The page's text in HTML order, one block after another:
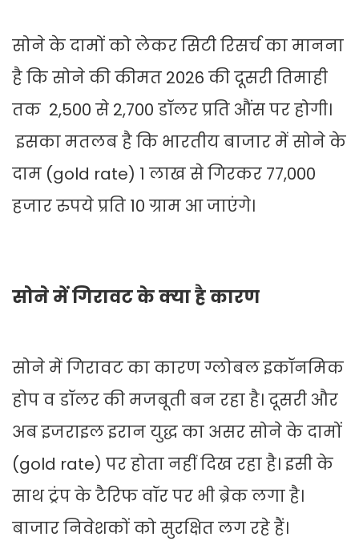
सोने के दामों को लेकर सिटी रिसर्च का मानना
है कि सोने की कीमत 2026 की दूसरी तिमाही
तक 2,500 से 2,700 डॉलर प्रति औंस पर होगी।
इसका मतलब है कि भारतीय बाजार में सोने के
दाम (gold rate) 1 लाख से गिरकर 77,000
हजार रुपये प्रति 10 ग्राम आ जाएंगे।
सोने में गिरावट के क्या है कारण
सोने में गिरावट का कारण ग्लोबल इकॉनमिक
होप व डॉलर की मजबूती बन रहा है। दूसरी और
अब इजराइल इरान युद्ध का असर सोने के दामों
(gold rate) पर होता नहीं दिख रहा है। इसी के
साथ ट्रंप के टैरिफ वॉर पर भी ब्रेक लगा है।
बाजार निवेशकों को सुरक्षित लग रहे हैं।